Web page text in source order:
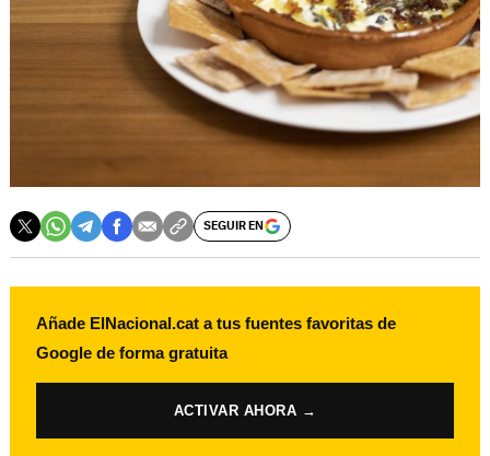
SEGUIR EN
Añade ElNacional.cat a tus fuentes favoritas de
Google de forma gratuita
ACTIVAR AHORA →